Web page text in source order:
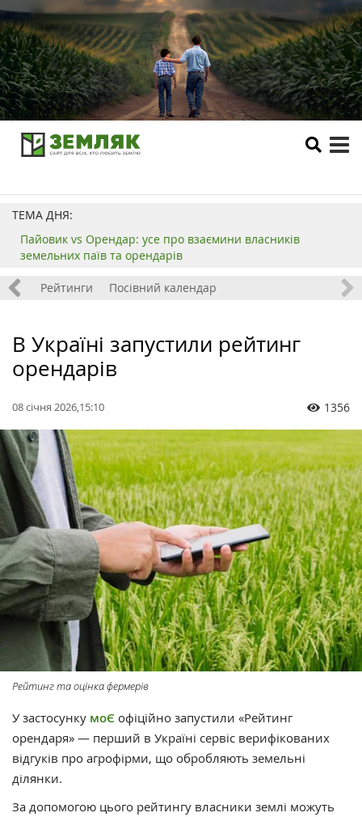
ТЕМА ДНЯ:
Пайовик vs Орендар: усе про взаємини власників
земельних паїв та орендарів
Рейтинги Посівний календар
В Україні запустили рейтинг
орендарів
08 січня 2026,15:10 1356
Рейтинг та оцінка фермерів
У застосунку моЄ офіційно запустили «Рейтинг
орендаря» — перший в Україні сервіс верифікованих
відгуків про агрофірми, що обробляють земельні
ділянки.
За допомогою цього рейтингу власники землі можуть